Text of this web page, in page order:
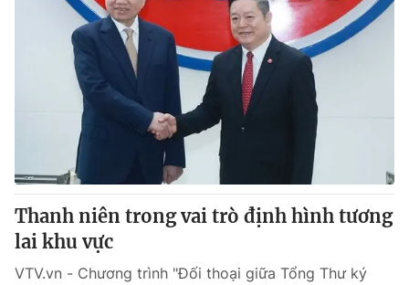
VTV Sức khoẻ Bất động sản
Thị trường 24h Tấm lòng Việt
Vươn mình bằng AI
VTV9 VTV8
Liên hệ tòa soạn
Thanh niên trong vai trò định hình tương
lai khu vực
VTV.vn - Chương trình "Đối thoại giữa Tổng Thư ký